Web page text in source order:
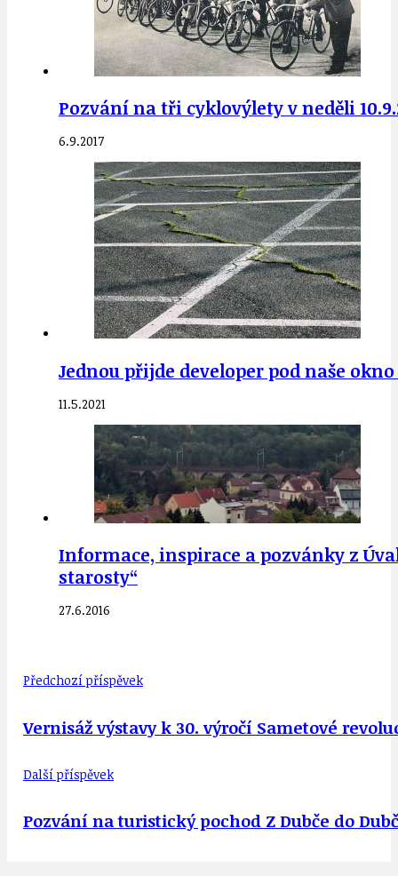
Pozvání na tři cyklovýlety v neděli
6.9.2017
Jednou přijde developer pod naše
11.5.2021
Informace, inspirace a pozvánky z
starosty“
27.6.2016
Předchozí příspěvek
Vernisáž výstavy k 30. výročí Sametové
Další příspěvek
Pozvání na turistický pochod Z Dubče do